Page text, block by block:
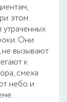
этом
утраченных
Они
не вызывают
к
смеха
небо и